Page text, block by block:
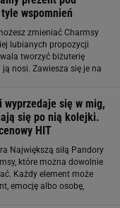
wspomnień
zmieniać Charmsy
lubianych propozycji
tworzyć biżuterię
nosi. Zawiesza się je na
się w mig,
się po nią kolejki.
HIT
Największą siłą Pandory
które można dowolnie
Każdy element może
emocję albo osobę,